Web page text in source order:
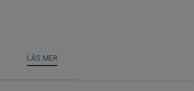
LÄS MER